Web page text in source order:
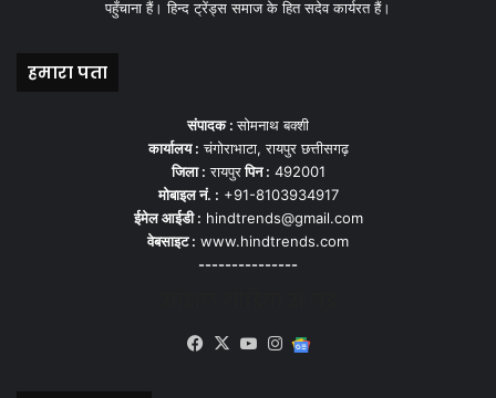
पहुँचाना हैं। हिन्द ट्रेंड्स समाज के हित सदेव कार्यरत हैं।
हमारा पता
संपादक :सोमनाथ बक्शी
कार्यालय : चंगोराभाटा, रायपुर छत्तीसगढ़
जिला : रायपुरपिन : 492001
मोबाइल नं. : +91-8103934917
ईमेल आईडी : hindtrends@gmail.com
वेबसाइट : www.hindtrends.com
---------------
Facebook
X YouTube
Instagram